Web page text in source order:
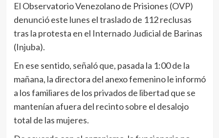
El Observatorio Venezolano de Prisiones (OVP)
denunció este lunes el traslado de 112 reclusas
tras la protesta en el Internado Judicial de Barinas
(Injuba).
En ese sentido, señaló que, pasada la 1:00 de la
mañana, la directora del anexo femenino le informó
a los familiares de los privados de libertad que se
mantenían afuera del recinto sobre el desalojo
total de las mujeres.